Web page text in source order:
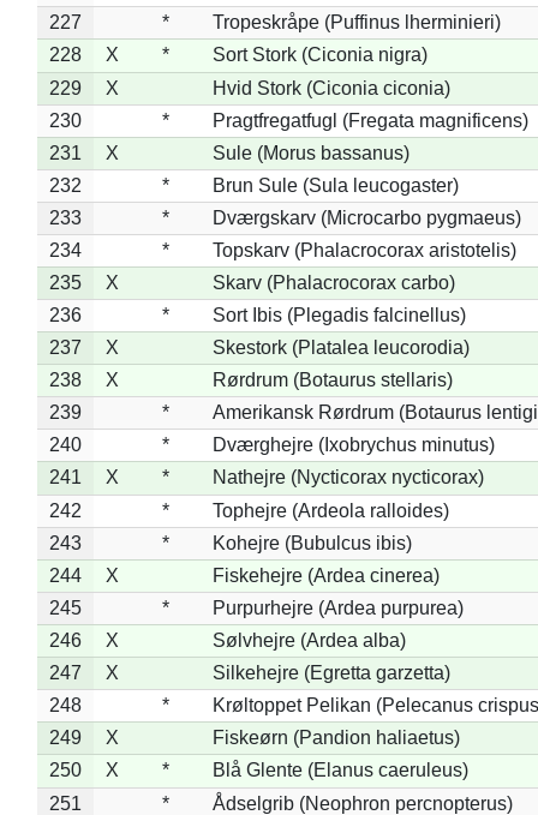
227 *
Tropeskråpe (Puffinus lherminieri)
228
X *
Sort Stork (Ciconia nigra)
229
X
Hvid Stork (Ciconia ciconia)
230
*
Pragtfregatfugl (Fregata magnificens)
231
X
Sule (Morus bassanus)
232
*
Brun Sule (Sula leucogaster)
233
*
Dværgskarv (Microcarbo pygmaeus)
234
*
Topskarv (Phalacrocorax aristotelis)
235
X
Skarv (Phalacrocorax carbo)
236
*
Sort Ibis (Plegadis falcinellus)
237
X
Skestork (Platalea leucorodia)
238
X
Rørdrum (Botaurus stellaris)
239
*
Amerikansk Rørdrum (Botaurus
240
*
Dværghejre (Ixobrychus minutus)
241
X *
Nathejre (Nycticorax nycticorax)
242
*
Tophejre (Ardeola ralloides)
243
*
Kohejre (Bubulcus ibis)
244
X
Fiskehejre (Ardea cinerea)
245
*
Purpurhejre (Ardea purpurea)
246
X
Sølvhejre (Ardea alba)
247
X
Silkehejre (Egretta garzetta)
248
*
Krøltoppet Pelikan (Pelecanus
249
X
Fiskeørn (Pandion haliaetus)
250
X *
Blå Glente (Elanus caeruleus)
251
*
Ådselgrib (Neophron percnopterus)